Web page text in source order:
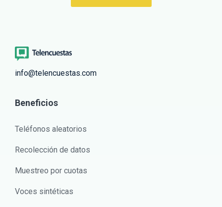
info@telencuestas.com
Beneficios
Teléfonos aleatorios
Recolección de datos
Muestreo por cuotas
Voces sintéticas